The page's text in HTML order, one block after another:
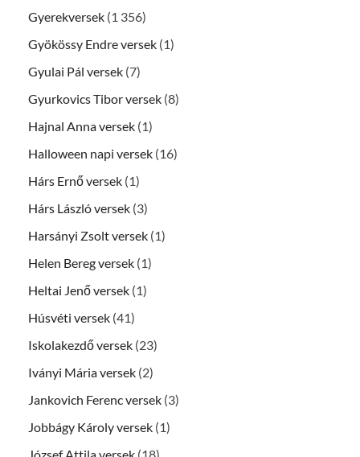
Gyerekversek (1 356)
Gyökössy Endre versek (1)
Gyulai Pál versek (7)
Gyurkovics Tibor versek (8)
Hajnal Anna versek (1)
Halloween napi versek (16)
Hárs Ernő versek (1)
Hárs László versek (3)
Harsányi Zsolt versek (1)
Helen Bereg versek (1)
Heltai Jenő versek (1)
Húsvéti versek (41)
Iskolakezdő versek (23)
Iványi Mária versek (2)
Jankovich Ferenc versek (3)
Jobbágy Károly versek (1)